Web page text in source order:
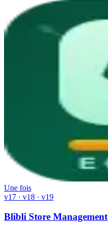
Une fois
v17 · v18 · v19
Blibli Store Management